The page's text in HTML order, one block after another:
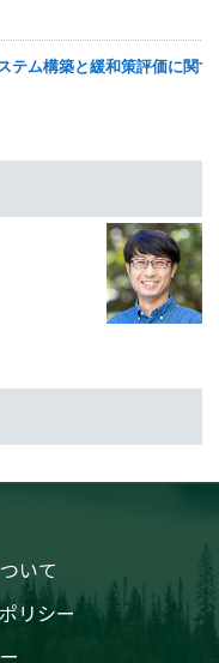
テム構築と緩和策評価に関す
いて
リシー